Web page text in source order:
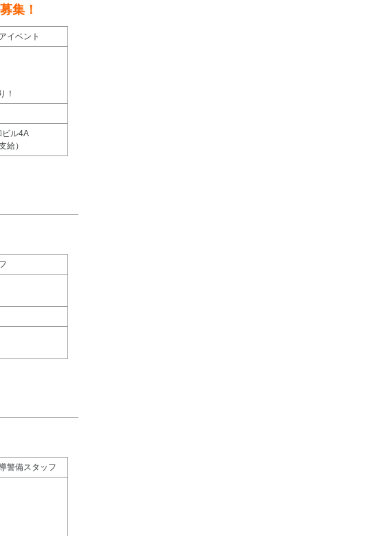
集！
イベント
！
ビル4A
給）
警備スタッフ